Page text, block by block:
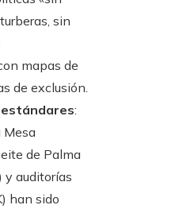
sin
mapas de
de exclusión.
:
Mesa
de Palma
y auditorías
han sido